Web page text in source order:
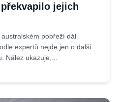
jejich
pobřeží dál
expertů nejde jen o další
Nález ukazuje,...